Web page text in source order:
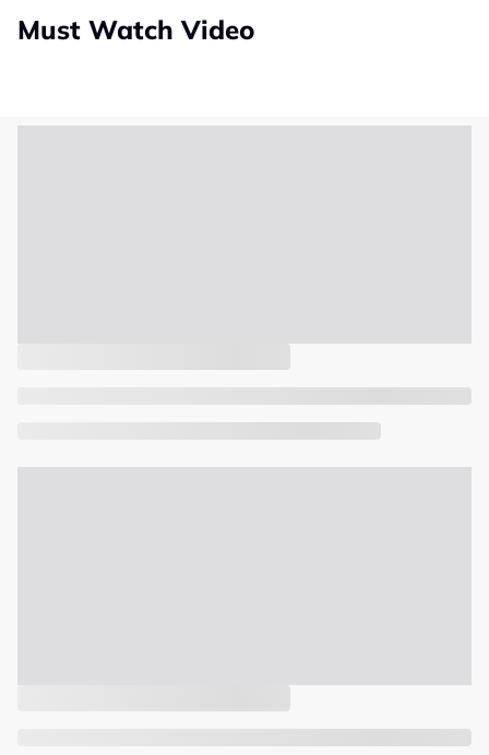
Must Watch Video